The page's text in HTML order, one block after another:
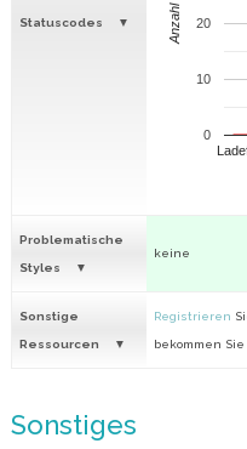
Statuscodes
0
10
20
Anzahl
Problematische
Styles
keine
Sonstige
Ressourcen
Registrieren
bekommen
Sonstiges